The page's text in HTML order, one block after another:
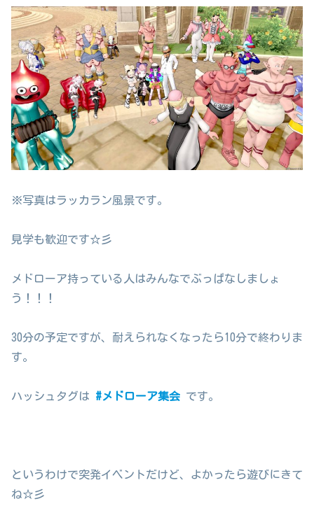
※写真はラッカラン風景です。
見学も歓迎です☆彡
メドローア持っている人はみんなでぶっぱなしましょ
う！！！
30分の予定ですが、耐えられなくなったら10分で終わりま
す。
ハッシュタグは #メドローア集会 です。
というわけで突発イベントだけど、よかったら遊びにきて
ね☆彡